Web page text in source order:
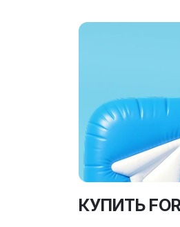
КУПИТЬ